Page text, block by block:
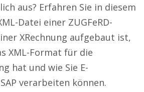
aus? Erfahren Sie in diesem
Datei einer ZUGFeRD-
XRechnung aufgebaut ist,
XML-Format für die
hat und wie Sie E-
verarbeiten können.